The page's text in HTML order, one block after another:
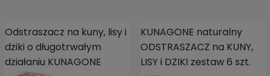
Odstraszacz na kuny, lisy i
dziki o długotrwałym
działaniu KUNAGONE
KUNAGONE naturalny
ODSTRASZACZ na KUNY,
LISY i DZIKI zestaw 6 szt.